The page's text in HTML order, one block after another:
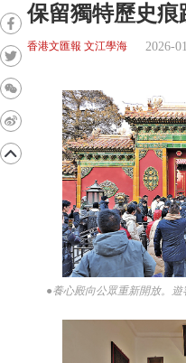
保留獨特歷史痕
香港文匯報 文江學海 2026-
●養心殿向公眾重新開放。